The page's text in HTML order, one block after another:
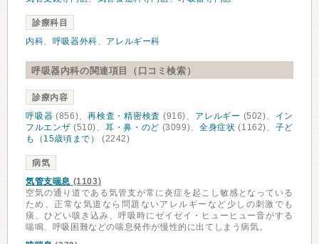
診療科目
内科、 呼吸器外科、 アレルギー科
呼吸器内科の関連項目（口コミ検索）
診療内容
呼吸器 (856)、再検査・精密検査 (916)、 アレルギー (502)、 イン
フルエンザ (510)、 耳・鼻・のど (3099)、 全身症状 (1162)、 子ど
も（15歳頃まで）
(2242)
病気
気管支喘息 (1103)
空気の通り道である気管支が常に炎症を起こし敏感となっている
ため、正常な気道なら問題ないアレルギーなど少しの刺激でも
痰、ひどい咳き込み、呼吸時にゼイゼイ・ヒューヒュー音がする
喘鳴、呼吸困難などの喘息発作が慢性的に出てしまう病気。